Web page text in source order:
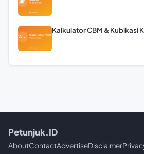
Kalkulator CBM & Kubikasi
Petunjuk.ID
AboutContactAdvertiseDisclaimer